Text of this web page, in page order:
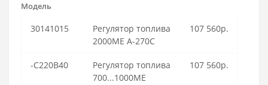
Модель
30141015
Регулятор топлива
2000ME A-270C
107 560р.
-C220B40
Регулятор топлива
700...1000ME
107 560р.